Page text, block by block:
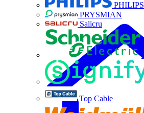
PHILIPS
PRYSMIAN
Salicru
Top Cable